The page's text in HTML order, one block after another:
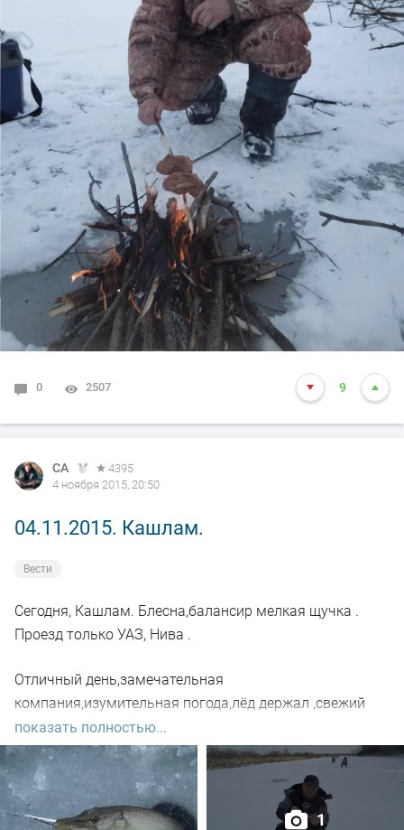
0 2507 9
СА
4395
4 ноября 2015, 20:50
04.11.2015. Кашлам.
Вести
Сегодня, Кашлам. Блесна,балансир мелкая щучка .
Проезд только УАЗ, Нива .
Отличный день,замечательная
компания,изумительная погода,лёд держал ,свежий
воздух! Рыбка поклевывала.
Чего Вам всем и желаю!
показать полностью...
1